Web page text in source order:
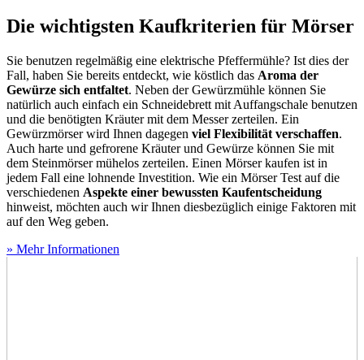
Die wichtigsten Kaufkriterien für Mörser
Sie benutzen regelmäßig eine elektrische Pfeffermühle? Ist dies der
Fall, haben Sie bereits entdeckt, wie köstlich das Aroma der
Gewürze sich entfaltet. Neben der Gewürzmühle können Sie
natürlich auch einfach ein Schneidebrett mit Auffangschale benutzen
und die benötigten Kräuter mit dem Messer zerteilen. Ein
Gewürzmörser wird Ihnen dagegen viel Flexibilität verschaffen.
Auch harte und gefrorene Kräuter und Gewürze können Sie mit
dem Steinmörser mühelos zerteilen. Einen Mörser kaufen ist in
jedem Fall eine lohnende Investition. Wie ein Mörser Test auf die
verschiedenen Aspekte einer bewussten Kaufentscheidung
hinweist, möchten auch wir Ihnen diesbezüglich einige Faktoren mit
auf den Weg geben.
» Mehr Informationen